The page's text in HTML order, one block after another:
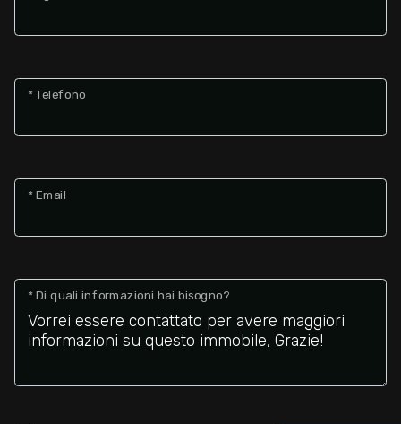
* Telefono
* Email
* Di quali informazioni hai bisogno?
Giardino
Posto auto/Box
Ascensore
Nuova costruzione
Lusso